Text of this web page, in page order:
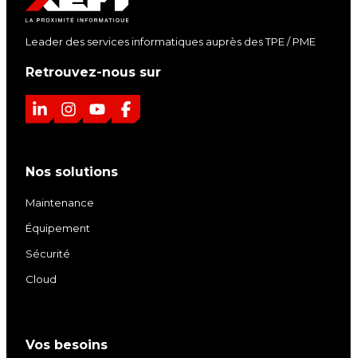
Leader des services informatiques auprès des TPE / PME
Retrouvez-nous sur
L
k
e
I
n
I
t
a
r
a
Y
T
F
Nos solutions
Maintenance
Équipement
Sécurité
Cloud
Vos besoins